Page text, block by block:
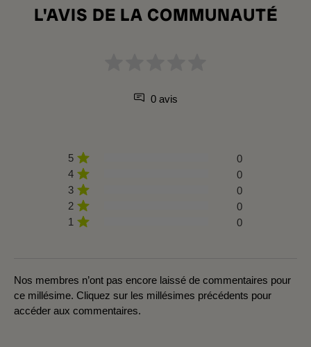
L'AVIS DE LA COMMUNAUTÉ
0 avis
5
0
4
0
3
0
2
0
1
0
Nos membres n’ont pas encore laissé de commentaires pour
ce millésime. Cliquez sur les millésimes précédents pour
accéder aux commentaires.